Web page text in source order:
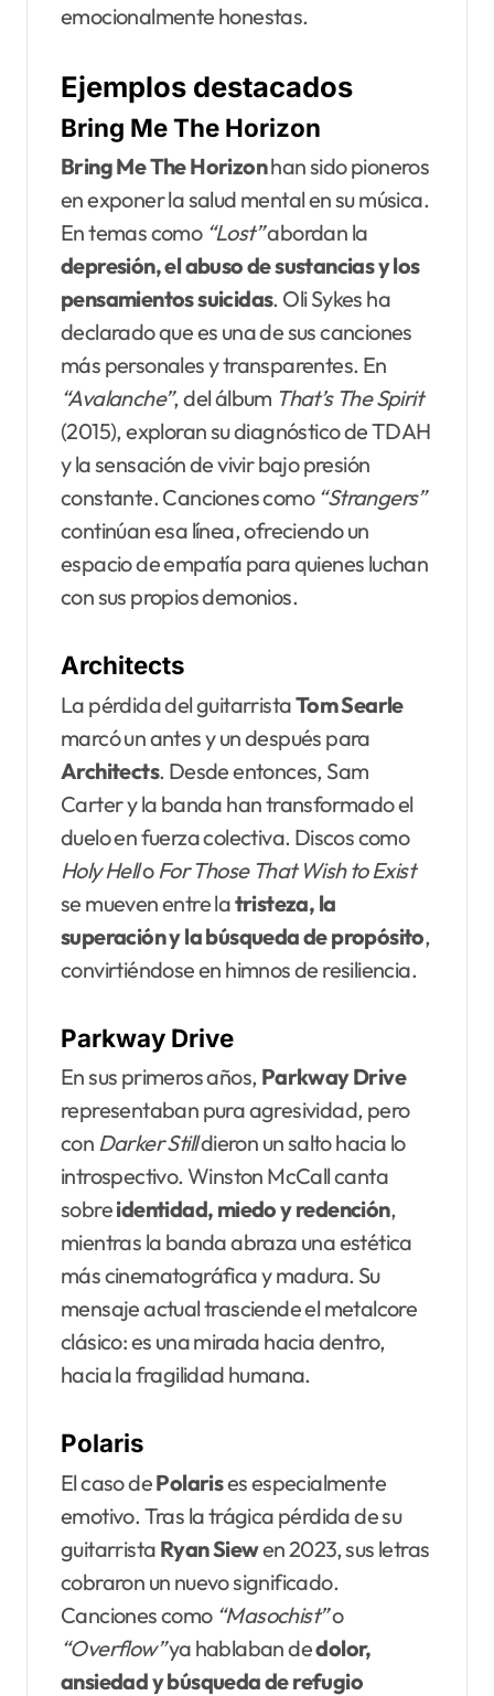
emocionalmente honestas.
Ejemplos destacados
Bring Me The Horizon
Bring Me The Horizonhan sido pioneros
en exponer la salud mental en su música.
En temas como “Lost”abordan la
depresión, el abuso de sustancias y los
pensamientos suicidas. Oli Sykes ha
declarado que es una de sus canciones
más personales y transparentes. En
“Avalanche”, del álbum That’s The Spirit
(2015), exploran su diagnóstico de TDAH
y la sensación de vivir bajo presión
constante. Canciones como “Strangers”
continúan esa línea, ofreciendo un
espacio de empatía para quienes luchan
con sus propios demonios.
Architects
La pérdida del guitarristaTom Searle
marcó un antes y un después para
Architects. Desde entonces, Sam
Carter y la banda han transformado el
duelo en fuerza colectiva. Discos como
Holy Hello For Those That Wish to Exist
se mueven entre latristeza, la
superación y la búsqueda de propósito,
convirtiéndose en himnos de resiliencia.
Parkway Drive
En sus primeros años, Parkway Drive
representaban pura agresividad, pero
con Darker Stilldieron un salto hacia lo
introspectivo. Winston McCall canta
sobreidentidad, miedo y redención,
mientras la banda abraza una estética
más cinematográfica y madura. Su
mensaje actual trasciende el metalcore
clásico: es una mirada hacia dentro,
hacia la fragilidad humana.
Polaris
El caso dePolarises especialmente
emotivo. Tras la trágica pérdida de su
guitarrista Ryan Siewen 2023, sus letras
cobraron un nuevo significado.
Canciones como “Masochist”o
“Overflow”ya hablaban dedolor,
ansiedad y búsqueda de refugio